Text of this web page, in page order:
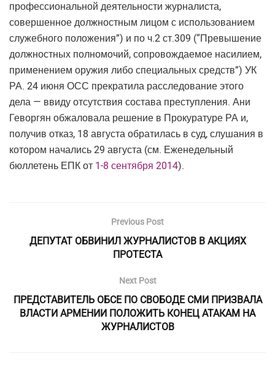
профессиональной деятельности журналиста,
совершенное должностным лицом с использованием
служебного положения”) и по ч.2 ст.309 (“Превышение
должностных полномочий, сопровождаемое насилием,
применением оружия либо специальных средств”) УК
РА. 24 июня ОСС прекратила расследование этого
дела — ввиду отсутствия состава преступления. Ани
Геворгян обжаловала решение в Прокуратуре РА и,
получив отказ, 18 августа обратилась в суд, слушания в
котором начались 29 августа (см. Еженедельный
бюллетень ЕПК от 1-8 сентября 2014).
Previous Post
ДЕПУТАТ ОБВИНИЛ ЖУРНАЛИСТОВ В АКЦИЯХ
ПРОТЕСТА
Next Post
ПРЕДСТАВИТЕЛЬ ОБСЕ ПО СВОБОДЕ СМИ ПРИЗВАЛА
ВЛАСТИ АРМЕНИИ ПОЛОЖИТЬ КОНЕЦ АТАКАМ НА
ЖУРНАЛИСТОВ